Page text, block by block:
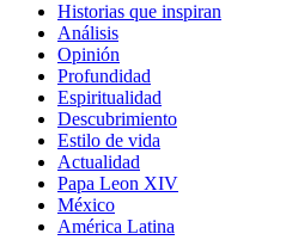
Historias que inspiran
Análisis
Opinión
Profundidad
Espiritualidad
Descubrimiento
Estilo de vida
Actualidad
Papa Leon XIV
México
América Latina